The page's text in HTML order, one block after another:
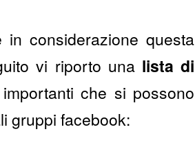
considerazione questa
vi riporto una lista di
che si possono
gruppi facebook: